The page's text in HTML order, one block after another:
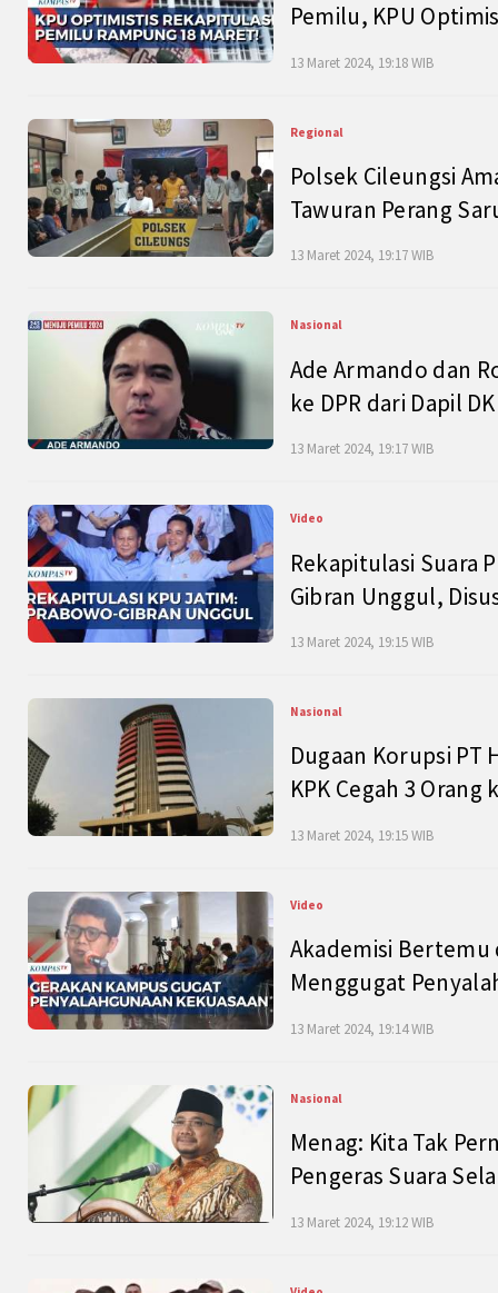
Pemilu, KPU
13 Maret 2024, 19:18 WIB
Regional
Polsek Cileungsi
Tawuran Perang
13 Maret 2024, 19:17 WIB
Nasional
Ade Armando dan
ke DPR dari Dapil
13 Maret 2024, 19:17 WIB
Video
Rekapitulasi Suara
Gibran Unggul,
13 Maret 2024, 19:15 WIB
Nasional
Dugaan Korupsi PT
KPK Cegah 3 Orang
13 Maret 2024, 19:15 WIB
Video
Akademisi Bertemu
Menggugat
13 Maret 2024, 19:14 WIB
Nasional
Menag: Kita Tak
Pengeras Suara
13 Maret 2024, 19:12 WIB